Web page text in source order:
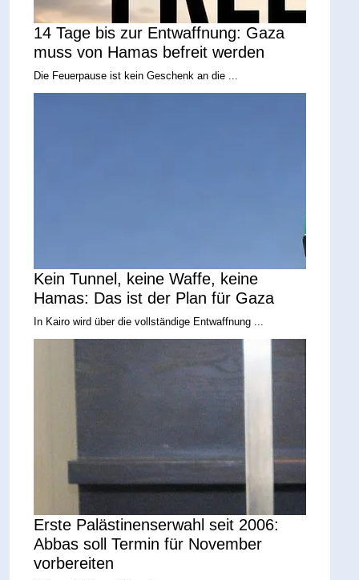
14 Tage bis zur Entwaffnung: Gaza
muss von Hamas befreit werden
Die Feuerpause ist kein Geschenk an die ...
Kein Tunnel, keine Waffe, keine
Hamas: Das ist der Plan für Gaza
In Kairo wird über die vollständige Entwaffnung ...
Erste Palästinenserwahl seit 2006:
Abbas soll Termin für November
vorbereiten